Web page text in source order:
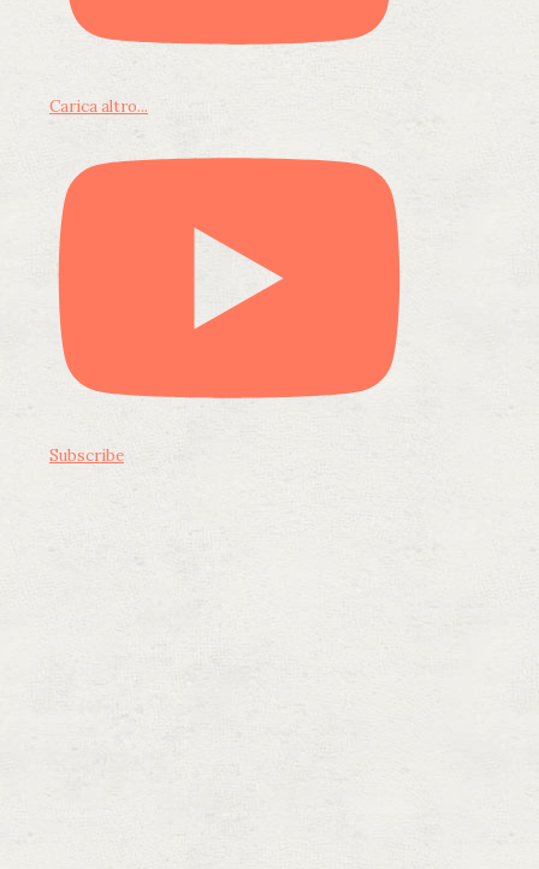
Carica altro...
Subscribe